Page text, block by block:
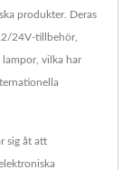
produkter. Deras
24V-tillbehör,
vilka har
sig åt att